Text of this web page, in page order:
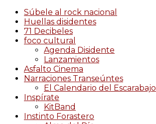
Súbele al rock nacional
Huellas disidentes
71 Decibeles
foco cultural
Agenda Disidente
Lanzamientos
Asfalto Cinema
Narraciones Transeúntes
El Calendario del Escarabajo
Inspírate
KitBand
Instinto Forastero